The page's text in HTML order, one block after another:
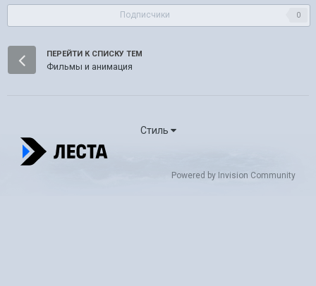
Подписчики 0
ПЕРЕЙТИ К СПИСКУ ТЕМ
Фильмы и анимация
Стиль
Powered by Invision Community